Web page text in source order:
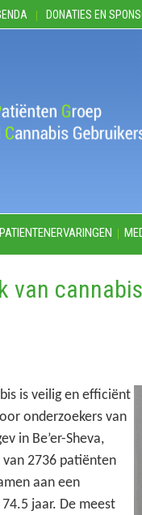
DONATIES EN
PATIENTENERVARINGEN
van
is veilig en efficiënt
onderzoekers van
in Be’er-Sheva,
van 2736 patiënten
aan een
jaar. De meest